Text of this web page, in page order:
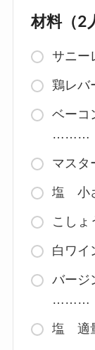
材料（2
サニ
鶏レバ
ベーコ
………
マス
塩 小
こし
白ワ
バー
………
塩 適